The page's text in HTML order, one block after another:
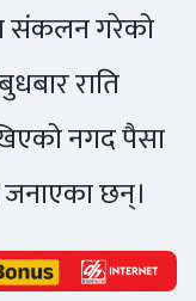
संकलन गरेको
राति
नगद पैसा
छन्।